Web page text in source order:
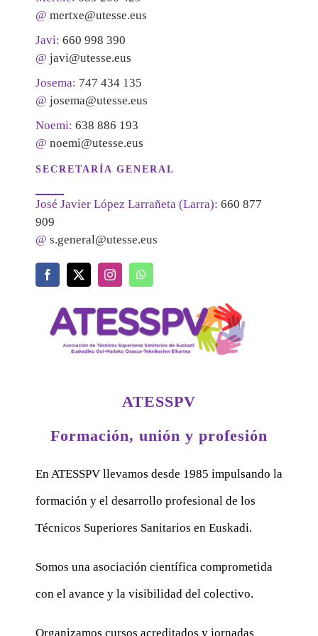
@ mertxe@utesse.eus
Javi: 660 998 390
@ javi@utesse.eus
Josema: 747 434 135
@ josema@utesse.eus
Noemi: 638 886 193
@ noemi@utesse.eus
SECRETARÍA GENERAL
José Javier López Larrañeta (Larra): 660 877
909
@ s.general@utesse.eus
ATESSPV
Formación, unión y profesión
En ATESSPV llevamos desde 1985 impulsando la
formación y el desarrollo profesional de los
Técnicos Superiores Sanitarios en Euskadi.
Somos una asociación científica comprometida
con el avance y la visibilidad del colectivo.
Organizamos cursos acreditados y jornadas